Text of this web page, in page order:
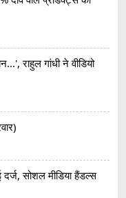
राहुल गांधी ने वीडियो
सोशल मीडिया हैंडल्स